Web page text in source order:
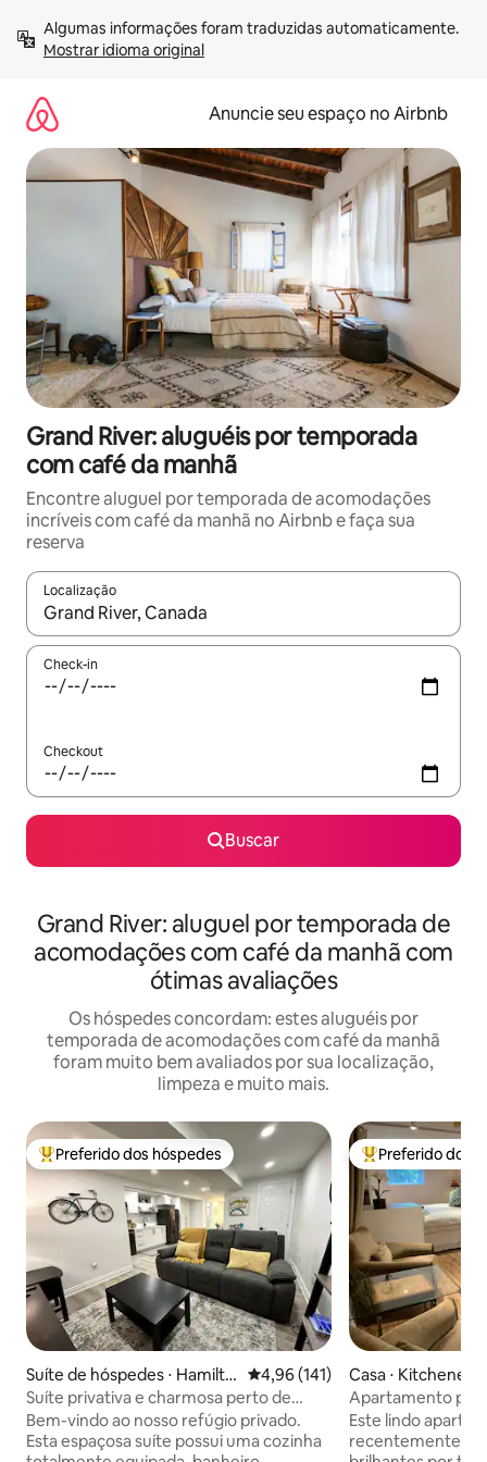
para
Mostrar idioma original
Anuncie seu espaço no Airbnb
Grand River: aluguéis por temporada
com café da manhã
Encontre aluguel por temporada de acomodações
incríveis com café da manhã no Airbnb e faça sua
reserva
Localização
Quando os resultados estiverem disponíveis, explore-os
Check-in
Checkout
Buscar
Grand River: aluguel por temporada de
acomodações com café da manhã com
ótimas avaliações
Os hóspedes concordam: estes aluguéis por
temporada de acomodações com café da manhã
foram muito bem avaliados por sua localização,
limpeza e muito mais.
Entre os melhores preferidos dos hóspedes
Preferido dos hóspedes
Suíte de hóspedes ⋅ Hamilto
n
4,96 de uma avaliação média de
4,96 (141)
Suíte privativa e charmosa perto de
vilarejo e trilhas
Bem-vindo ao nosso refúgio privado.
Esta espaçosa suíte possui uma cozinha
Entre os
Preferido dos
Casa ⋅ Kitchener
Apartamento
do Google,
Este lindo
recentemente